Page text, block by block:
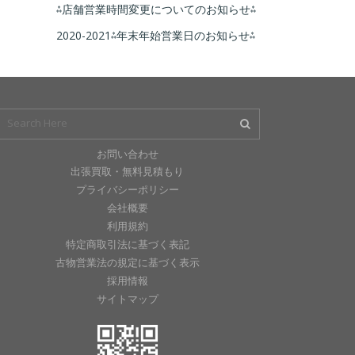
⁂店舗営業時間変更についてのお知らせ⁂
2020-2021⁂年末年始営業日のお知らせ⁂
お問い合わせ
出張買取・無料見積もり
プライバシーポリシー
会社概要
利用規約
特定商取引法に基づく表記
古物営業法の規定に基づく表示
採用情報
サイトマップ